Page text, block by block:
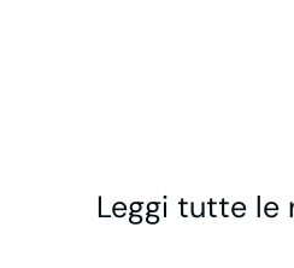
Leggi tutte le